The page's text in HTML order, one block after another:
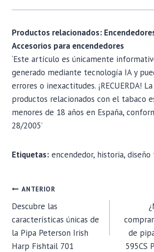
Productos relacionados:
Accesorios para encendedores
‘Este artículo es únicamente
generado mediante tecnología IA y
errores o inexactitudes. ¡RECUERDA!
productos relacionados con el tabaco
menores de 18 años en España,
28/2005’
Etiquetas: encendedor, historia, diseño
NAVEGACIÓN
DE
ENTRADAS
ANTERIOR
Descubre las
características únicas de
la Pipa Peterson Irish
Harp Fishtail 701
de
595CS